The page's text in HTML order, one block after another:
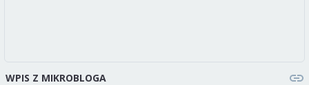
WPIS Z MIKROBLOGA